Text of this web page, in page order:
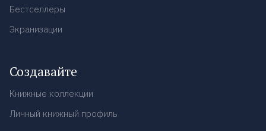
Бестселлеры
Экранизации
Создавайте
Книжные коллекции
Личный книжный профиль